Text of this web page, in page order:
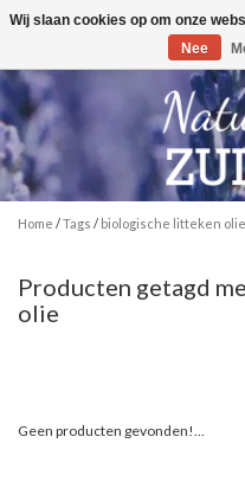
Toggle
Home /Tags / biologische litteken olie
Producten getagd
olie
Geen producten gevonden!...
Wij slaan cookies op om onze
Nee